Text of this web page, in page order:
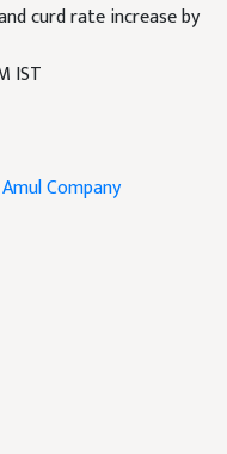
curd rate increase by
IST
Amul Company